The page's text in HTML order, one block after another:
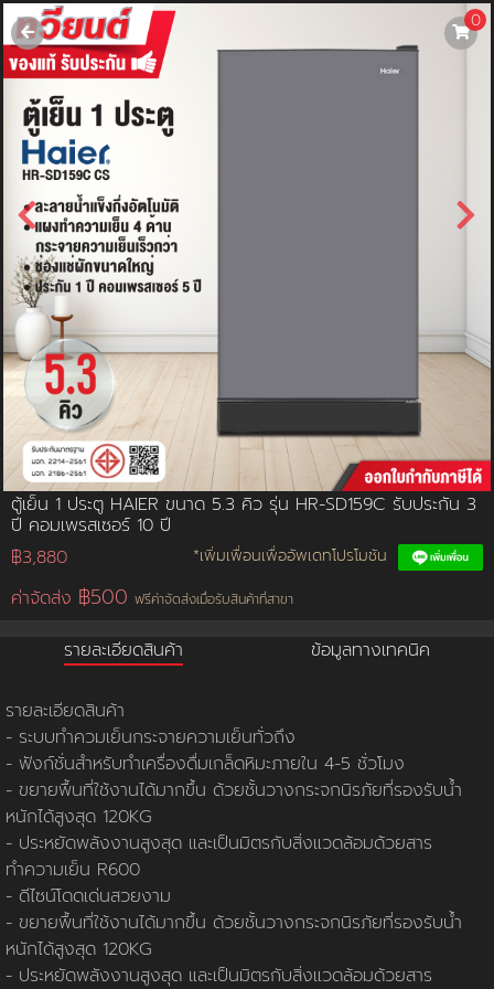
0
ตู้เย็น 1 ประตู HAIER ขนาด 5.3 คิว รุ่น HR-SD159C รับประกัน 3
ปี คอมเพรสเซอร์ 10 ปี
฿3,880
*เพิ่มเพื่อนเพื่ออัพเดทโปรโมชัน
ค่าจัดส่ง ฿500 ฟรีค่าจัดส่งเมื่อรับสินค้าที่สาขา
รายละเอียดสินค้า ข้อมูลทางเทคนิค
username
password
LOGIN
สมัครสมาชิค ลืมรหัสผ่าน?
การซื้อของฉัน
🔥โปรโมชัน🔥
แคตตาล็อค
การชำระเงิน
ขั้นตอนการสั่งซื้อ
คณะกรรมการบริหาร
การคืนเงินและคืนสินค้า
ทวียนต์ 53 สาขา
ผลงานของเรา
สมัครงาน